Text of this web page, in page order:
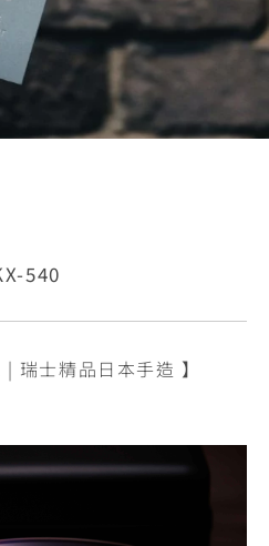
540
士精品日本手造 】